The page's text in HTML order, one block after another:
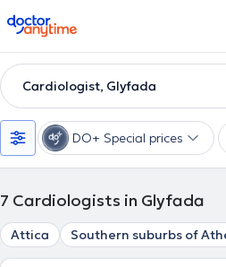
doctoranytime
Cardiologist, Glyfada
DO+ Special prices
7 Cardiologists in Glyfada
Attica Southern suburbs of